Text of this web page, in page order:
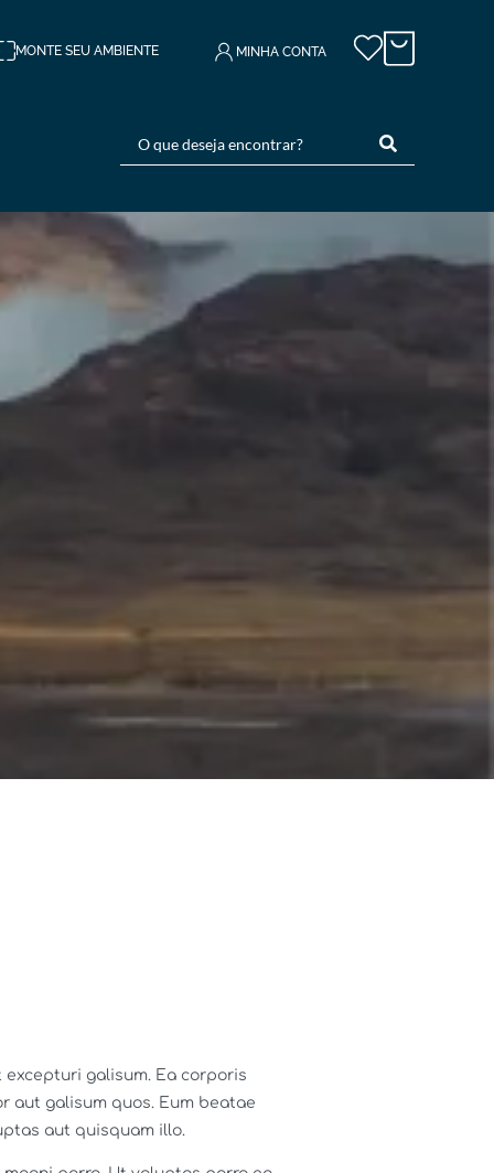
MONTE SEU AMBIENTE MINHA CONTA
galisum. Ea corporis
aut galisum quos. Eum beatae
aut quisquam illo.